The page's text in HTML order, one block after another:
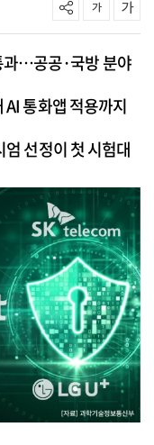
과…공공·국방 분야
통화앱 적용까지
선정이 첫 시험대